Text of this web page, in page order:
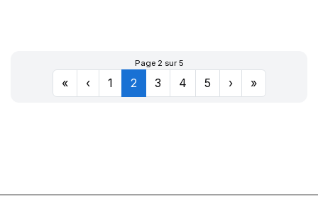
HP5
Page 2 sur 5
« ‹ 1 2 3 4 5 › »